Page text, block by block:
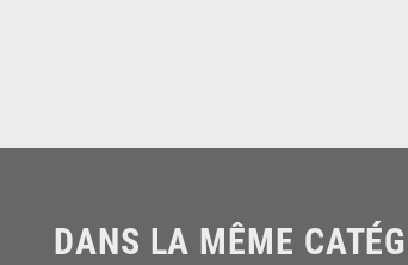
DANS LA MÊME